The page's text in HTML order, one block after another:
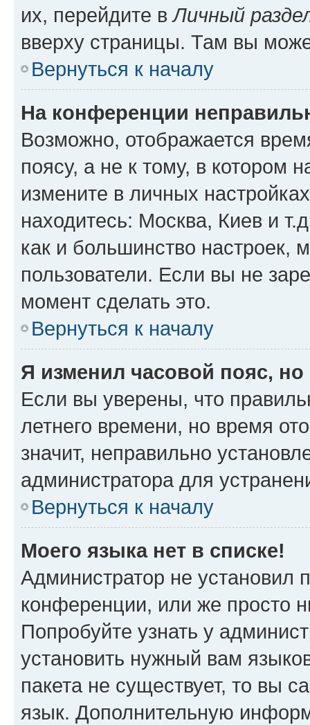
их, перейдите вЛичный
вверху страницы. Там вы
Вернуться к началу
На конференции
Возможно, отображается
поясу, а не к тому, в котором
измените в личных
находитесь: Москва, Киев и
как и большинство настроек,
пользователи. Если вы не
момент сделать это.
Вернуться к началу
Я изменил часовой пояс,
Если вы уверены, что
летнего времени, но время
значит, неправильно
администратора для
Вернуться к началу
Моего языка нет в списке!
Администратор не установил
конференции, или же просто
Попробуйте узнать у
установить нужный вам
пакета не существует, то вы
язык. Дополнительную